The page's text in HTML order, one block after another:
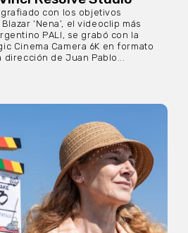
con los objetivos
‘Nena’, el videoclip más
PALI, se grabó con la
Cinema Camera 6K en formato
dirección de Juan Pablo...